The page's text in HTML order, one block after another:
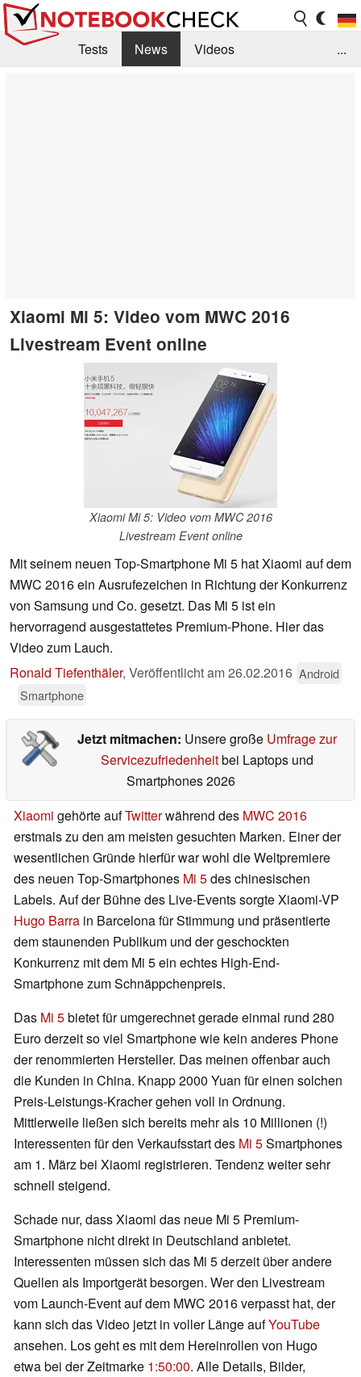
Tests News
Videos
...
Xiaomi Mi 5: Video vom MWC 2016
Livestream Event online
Xiaomi Mi 5: Video vom MWC 2016
Livestream Event online
Mit seinem neuen Top-Smartphone Mi 5 hat Xiaomi auf dem
MWC 2016 ein Ausrufezeichen in Richtung der Konkurrenz
von Samsung und Co. gesetzt. Das Mi 5 ist ein
hervorragend ausgestattetes Premium-Phone. Hier das
Video zum Lauch.
Ronald Tiefenthäler, Veröffentlicht am26.02.2016 Android
Smartphone
Jetzt mitmachen: Unsere große Umfrage zur
Servicezufriedenheitbei Laptops und
Smartphones 2026
Xiaomi gehörte aufTwitterwährend des MWC 2016
erstmals zu den am meisten gesuchten Marken. Einer der
wesentlichen Gründe hierfür war wohl die Weltpremiere
des neuen Top-Smartphones Mi 5des chinesischen
Labels. Auf der Bühne des Live-Events sorgte Xiaomi-VP
Hugo Barra in Barcelona für Stimmung und präsentierte
dem staunenden Publikum und der geschockten
Konkurrenz mit dem Mi 5 ein echtes High-End-
Smartphone zum Schnäppchenpreis.
Das Mi 5bietet für umgerechnet gerade einmal rund 280
Euro derzeit so viel Smartphone wie kein anderes Phone
der renommierten Hersteller. Das meinen offenbar auch
die Kunden in China. Knapp 2000 Yuan für einen solchen
Preis-Leistungs-Kracher gehen voll in Ordnung.
Mittlerweile ließen sich bereits mehr als 10 Millionen (!)
Interessenten für den Verkaufsstart des Mi 5Smartphones
am 1. März bei Xiaomi registrieren. Tendenz weiter sehr
schnell steigend.
Schade nur, dass Xiaomi das neue Mi 5 Premium-
Smartphone nicht direkt in Deutschland anbietet.
Interessenten müssen sich das Mi 5 derzeit über andere
Quellen als Importgerät besorgen. Wer den Livestream
vom Launch-Event auf dem MWC 2016 verpasst hat, der
kann sich das Video jetzt in voller Länge aufYouTube
ansehen. Los geht es mit dem Hereinrollen von Hugo
etwa bei der Zeitmarke 1:50:00. Alle Details, Bilder,